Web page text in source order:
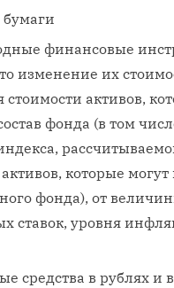
финансовые
изменение их
активов,
фонда (в том
которые могут
фонда), от
ставок, уровня
средства в рублях и